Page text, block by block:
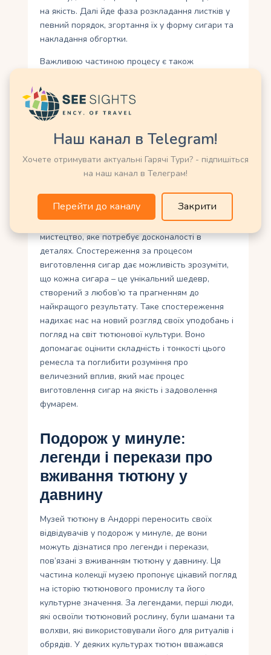
на якість. Далі йде фаза розкладання листків у
певний порядок, згортання їх у форму сигари та
накладання обгортки.
Важливою частиною процесу є також
сигари. Спостереження за процесом
виготовлення сигар дозволяє гостям музею
отримати унікальний інсайт у цей складний
процес. Видно, з якою уважністю і пристрастю
майстри працюють над кожною сигарою. Їх рухи
точні і впевнені, а кожна деталь важлива для
створення ідеального продукту. Цей процес
як предмета розкоші та насолоди.
Вона не просто тютюновий виріб, а справжнє
мистецтво, яке потребує досконалості в
деталях. Спостереження за процесом
виготовлення сигар дає можливість зрозуміти,
що кожна сигара – це унікальний шедевр,
створений з любов’ю та прагненням до
найкращого результату. Таке спостереження
надихає нас на новий розгляд своїх уподобань і
погляд на світ тютюнової культури. Воно
допомагає оцінити складність і тонкості цього
ремесла та поглибити розуміння про
величезний вплив, який має процес
виготовлення сигар на якість і задоволення
фумарем.
Подорож у минуле:
легенди і перекази про
вживання тютюну у
давнину
Музей тютюну в Андоррі переносить своїх
відвідувачів у подорож у минуле, де вони
можуть дізнатися про легенди і перекази,
пов’язані з вживанням тютюну у давнину. Ця
частина колекції музею пропонує цікавий погляд
на історію тютюнового промислу та його
культурне значення. За легендами, перші люди,
які освоїли тютюновий рослину, були шамани та
волхви, які використовували його для ритуалів і
обрядів. У деяких культурах тютюн вважався
Наш канал в Telegram!
Хочете отримувати актуальні Гарячі Тури? - підпишіться
на наш канал в Телеграм!
Перейти до каналу Закрити